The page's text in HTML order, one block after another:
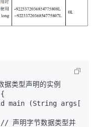
main (String args[
声明字节数据类型并